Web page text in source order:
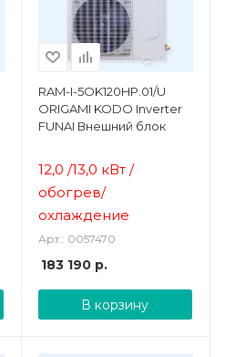
RAM-I-5OK120HP.01/U
ORIGAMI KODO Inverter
FUNAI Внешний блок
12,0 /13,0 кВт /
обогрев/
охлаждение
Арт.: 0057470
183 190р.
В корзину